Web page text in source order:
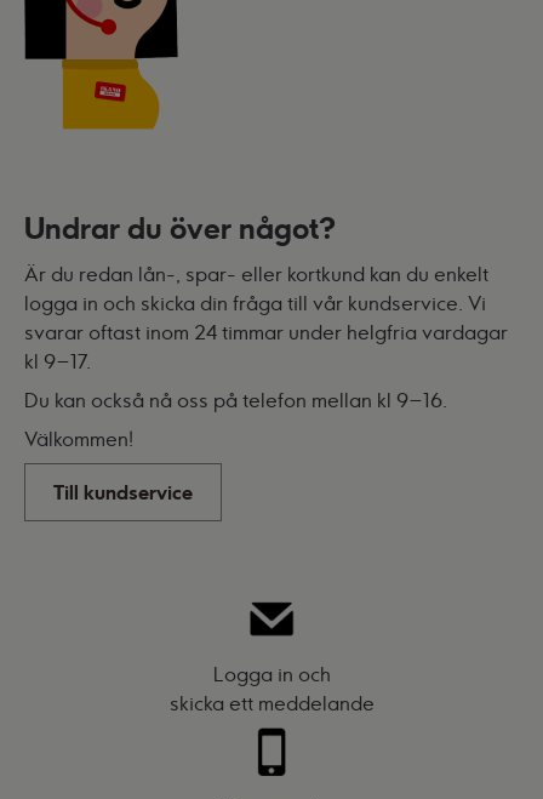
Undrar du över något?
Är du redan lån-, spar- eller kortkund kan du enkelt
logga in och skicka din fråga till vår kundservice. Vi
svarar oftast inom 24 timmar under helgfria vardagar
kl 9–17.
Du kan också nå oss på telefon mellan kl 9–16.
Välkommen!
Till kundservice
Logga in och
skicka ett meddelande